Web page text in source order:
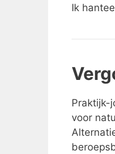
Ik
Praktijk-
voor